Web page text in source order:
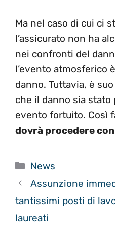
Ma nel caso di cui ci
l’assicurato non ha
nei confronti del
l’evento atmosferico
danno. Tuttavia, è
che il danno sia stato
evento fortuito. Così
dovrà procedere
Categorie
News
Assunzione
tantissimi posti di
laureati